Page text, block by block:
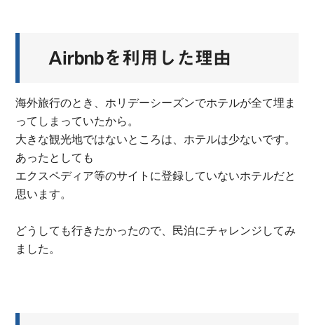
Airbnbを利用した理由
海外旅行のとき、ホリデーシーズンでホテルが全て埋ま
ってしまっていたから。
大きな観光地ではないところは、ホテルは少ないです。
あったとしても
エクスペディア等のサイトに登録していないホテルだと
思います。
どうしても行きたかったので、民泊にチャレンジしてみ
ました。